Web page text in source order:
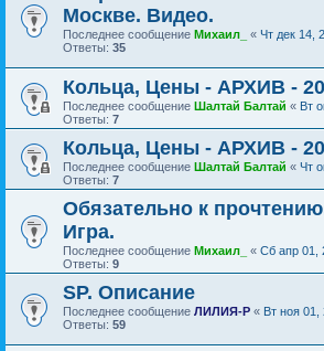
Москве. Видео.
Последнее сообщение Михаил_ « Чт дек 14,
Ответы: 35
Кольца, Цены - АРХИВ -
Последнее сообщение Шалтай Балтай « Вт
Ответы: 7
Кольца, Цены - АРХИВ -
Последнее сообщение Шалтай Балтай « Чт
Ответы: 7
Обязательно к
Игра.
Последнее сообщение Михаил_ « Сб апр 01,
Ответы: 9
SP. Описание
Последнее сообщение ЛИЛИЯ-Р « Вт ноя 01,
Ответы: 59